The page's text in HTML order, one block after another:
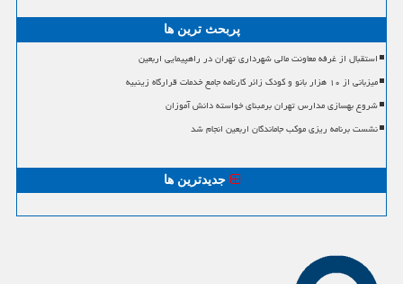
پربحث ترین ها
استقبال از غرفه معاونت مالی شهرداری تهران در راهپیمایی اربعین
میزبانی از ۱۰ هزار بانو و کودک زائر کارنامه جامع خدمات قرارگاه زینبیه
شروع بهسازی مدارس تهران برمبنای خواسته دانش آموزان
نشست برنامه ریزی موکب جاماندگان اربعین انجام شد
جدیدترین ها